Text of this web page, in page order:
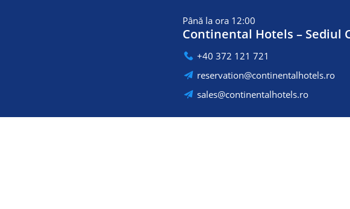
Până la ora 12:00
Continental Hotels – Sediul
+40 372 121 721
reservation@continentalhotels.ro
sales@continentalhotels.ro